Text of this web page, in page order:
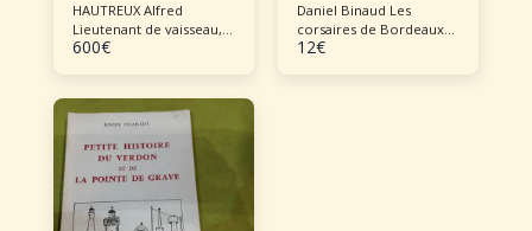
HAUTREUX Alfred
Lieutenant de vaisseau,
directeur des
Œuvres complètes 1877-
1902, Tomes 1 et 2. Suivi
d'un troisième tome:
Etudes Récentes.
600€
Daniel Binaud Les
corsaires de Bordeaux
et de l'estuaire : 120 ans
12€